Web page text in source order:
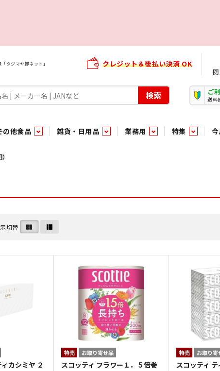
タジマヤ卸ネット」 クレジット＆後払い決済 OK
検索 ご
送料
子 珍味 吊下げ専用品 輸入品 駄菓子 その他菓子
の他飲料水
の他食品
生菓子
雑貨・日用品
き物 家庭消耗雑貨 軽衣料 台所用品 清掃用品
電気関
業務用 特集
ナル商品（PB） おすすめ・イチオシ商品
チルド飲料・デザート 和日配 日配調理加工品
チルド飲料・デザート 和日配 日配調理加工品
ま行
切替
カシミヤ ２
特売 お取り寄せ品
スコッティ フラワー１．５倍巻
特売 お取り寄
スコッティ